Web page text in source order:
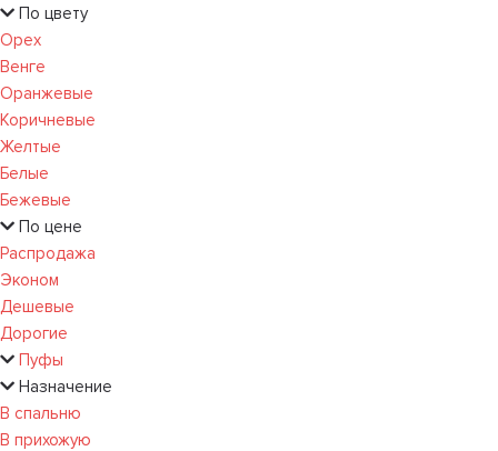
По цвету
Орех
Венге
Оранжевые
Коричневые
Желтые
Белые
Бежевые
По цене
Распродажа
Эконом
Дешевые
Дорогие
Пуфы
Назначение
В спальню
В прихожую